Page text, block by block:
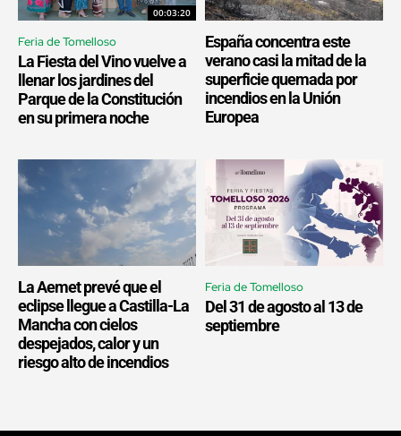
00:03:20
Feria de Tomelloso
La Fiesta del Vino vuelve a
llenar los jardines del
Parque de la Constitución
en su primera noche
España concentra este
verano casi la mitad de la
superficie quemada por
incendios en la Unión
Europea
La Aemet prevé que el
eclipse llegue a Castilla-La
Mancha con cielos
despejados, calor y un
riesgo alto de incendios
Feria de Tomelloso
Del 31 de agosto al 13 de
septiembre